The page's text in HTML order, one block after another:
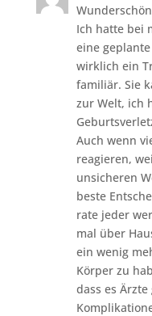
Ich hatte bei
eine
wirklich ein
familiär. Sie
zur Welt, ich
Auch wenn
reagieren,
unsicheren
beste
rate jeder
mal über
ein wenig
Körper zu
dass es